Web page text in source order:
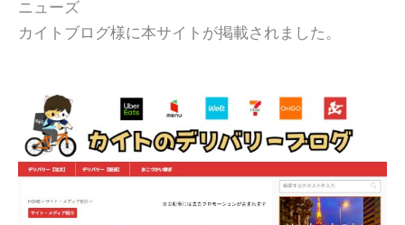
ニューズ
カイトブログ様に本サイトが掲載されました。